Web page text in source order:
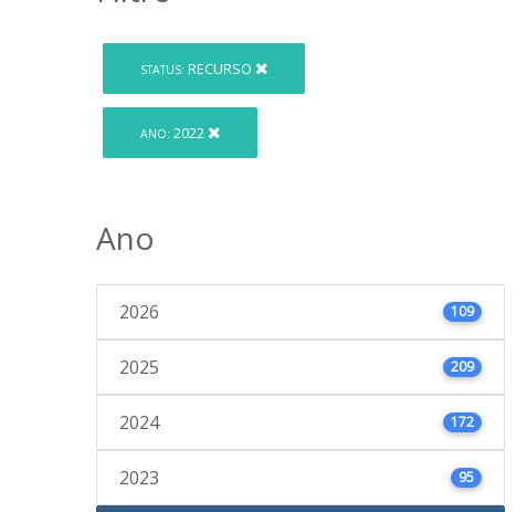
STATUS: RECURSO
ANO: 2022
Ano
2026 109
2025 209
2024 172
2023 95